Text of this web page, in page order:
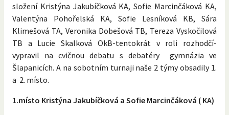
složení Kristýna Jakubíčková KA, Sofie Marcinčáková KA,
Valentýna Pohořelská KA, Sofie Lesníková KB, Sára
Klimešová TA, Veronika Dobešová TB, Tereza Vyskočilová
TB a Lucie Skalková OkB-tentokrát v roli rozhodčí-
vypravil na cvičnou debatu s debatéry gymnázia ve
Šlapanicích. A na sobotním turnaji naše 2 týmy obsadily 1.
a 2. místo.
1.místo Kristýna Jakubíčková a Sofie Marcinčáková ( KA)